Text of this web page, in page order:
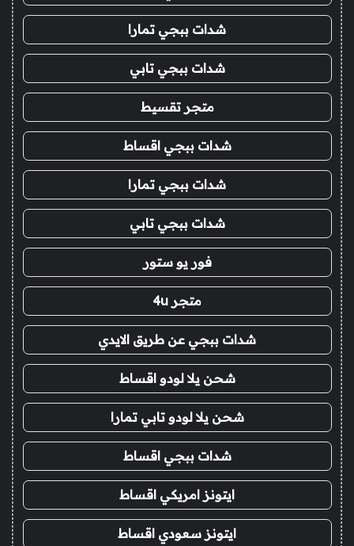
شدات ببجي تمارا
شدات ببجي تابي
متجر تقسيط
شدات ببجي اقساط
شدات ببجي تمارا
شدات ببجي تابي
فور يو ستور
متجر 4u
شدات ببجي عن طريق الايدي
شحن يلا لودو اقساط
شحن يلا لودو تابي تمارا
شدات ببجي اقساط
ايتونز امريكي اقساط
ايتونز سعودي اقساط